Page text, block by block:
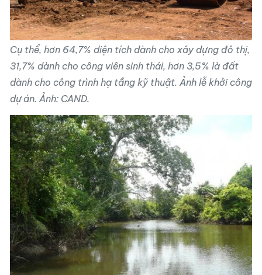
Cụ thể, hơn 64,7% diện tích dành cho xây dựng đô thị,
31,7% dành cho công viên sinh thái, hơn 3,5% là đất
dành cho công trình hạ tầng kỹ thuật. Ảnh lễ khởi công
dự án. Ảnh: CAND.